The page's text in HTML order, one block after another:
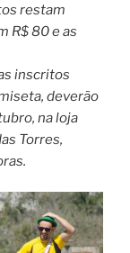
restam
R$ 80 e as
inscritos
deverão
na loja
Torres,